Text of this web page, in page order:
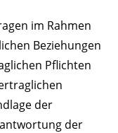
im Rahmen
Beziehungen
Pflichten
der
der